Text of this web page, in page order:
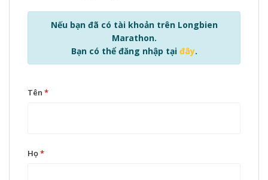
Nếu bạn đã có tài khoản trên Longbien
Marathon.
Bạn có thể đăng nhập tại đây.
Tên *
Họ*